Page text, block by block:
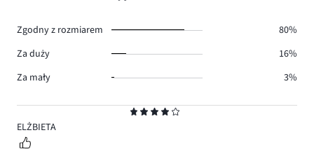
4
ELŻBIETA
Zgodny z rozmiarem
80%
Za duży
16%
Za mały
3%